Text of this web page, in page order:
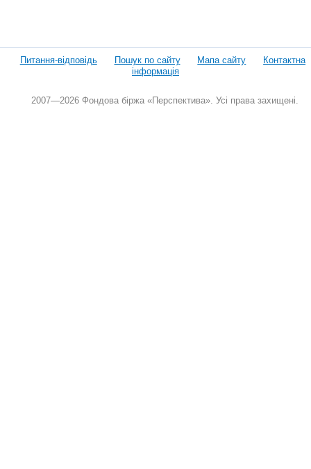
Питання-відповідь Пошук по сайту Мапа сайту
Контактна
інформація
2007—2026 Фондова біржа «Перспектива». Усі права захищені.